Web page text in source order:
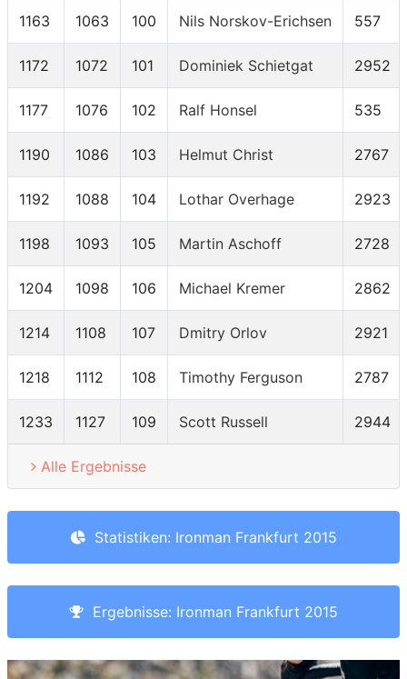
1163 1063 100 Nils Norskov-Erichsen 557
1172 1072 101 Dominiek Schietgat 2952
1177 1076 102 Ralf Honsel 535
1190 1086 103 Helmut Christ 2767
1192 1088 104 Lothar Overhage 2923
1198 1093 105 Martin Aschoff 2728
1204 1098 106 Michael Kremer 2862
1214 1108 107 Dmitry Orlov 2921
1218 1112 108 Timothy Ferguson 2787
1233 1127 109 Scott Russell 2944
Alle Ergebnisse
Statistiken: Ironman Frankfurt 2015
Ergebnisse: Ironman Frankfurt 2015